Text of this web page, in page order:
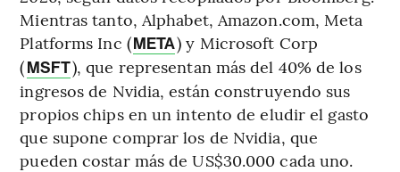
Mientras tanto, Alphabet, Amazon.com, Meta
Platforms Inc (META) y Microsoft Corp
(MSFT), que representan más del 40% de los
ingresos de Nvidia, están construyendo sus
propios chips en un intento de eludir el gasto
que supone comprar los de Nvidia, que
pueden costar más de US$30.000 cada uno.